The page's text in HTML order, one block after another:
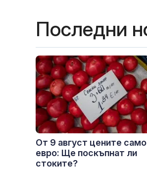
Последни
От 9 август цените
евро: Ще поскъпнат ли
стоките?